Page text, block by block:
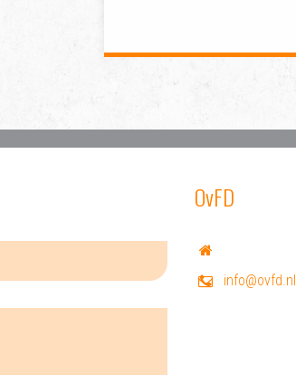
OvFD
info@ovfd.nl